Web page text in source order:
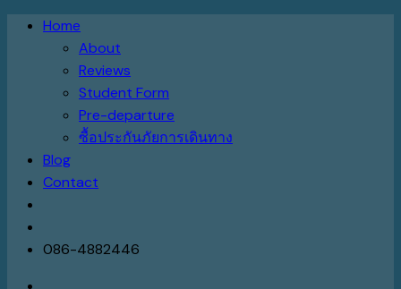
Skip Home
About
Reviews
Student Form
Pre-departure
ซื้อประกันภัยการเดินทาง
Blog
Contact
086-4882446